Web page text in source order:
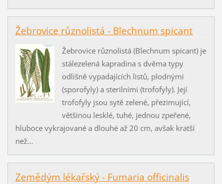
Žebrovice různolistá - Blechnum spicant
Žebrovice různolistá (Blechnum spicant) je
stálezelená kapradina s dvěma typy
odlišně vypadajících listů, plodnými
(sporofyly) a sterilními (trofofyly). Její
trofofyly jsou sytě zelené, přezimující,
většinou lesklé, tuhé, jednou zpeřené,
hluboce vykrajované a dlouhé až 20 cm, avšak kratší
než...
Zemědým lékařský - Fumaria officinalis